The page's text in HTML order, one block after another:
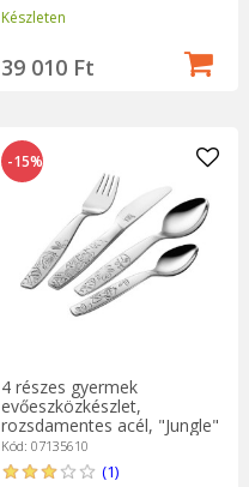
Készleten
39 010 Ft
-15%
4 részes gyermek
evőeszközkészlet,
rozsdamentes acél, "Jungle"
- Zwilling
Kód: 07135610
(1)